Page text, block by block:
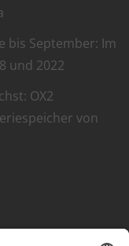
bis September: Im
und 2022
OX2
von